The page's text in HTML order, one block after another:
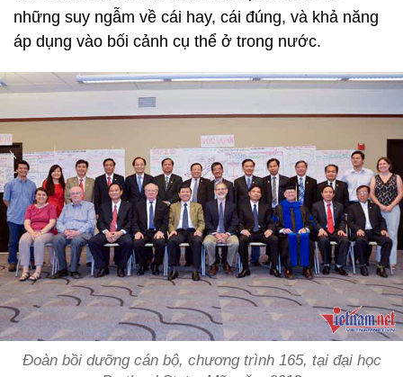
những suy ngẫm về cái hay, cái đúng, và khả năng
áp dụng vào bối cảnh cụ thể ở trong nước.
Đoàn bồi dưỡng cán bộ, chương trình 165, tại đại học